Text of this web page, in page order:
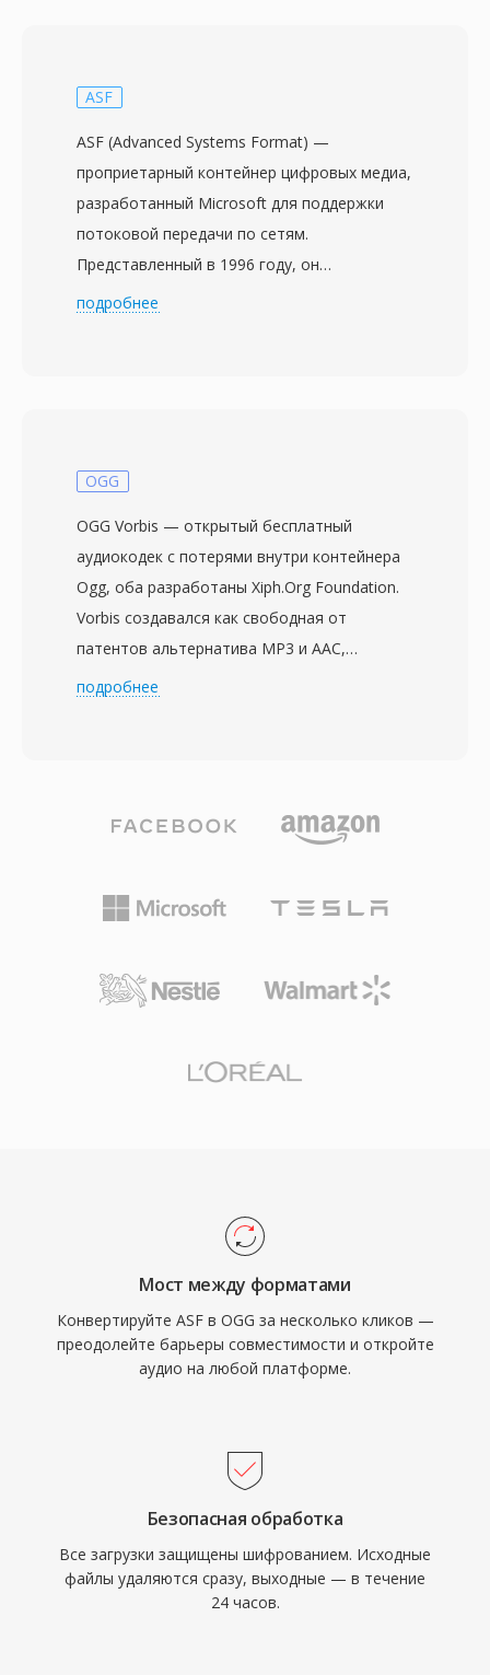
ASF
ASF (Advanced Systems Format) —
проприетарный контейнер цифровых медиа,
разработанный Microsoft для поддержки
потоковой передачи по сетям.
Представленный в 1996 году, он
первоначально назывался Active Streaming
вмещать данные любого кодека. Формат
включая такие функции, как прямая
коррекция ошибок, масштабируемый
битрейт и возможность перемотки внутри
потока без загрузки всего файла. Файлы
ASF содержат объект заголовка с
метаданными, объект данных с
преимуществ — встроенная поддержка
управления цифровыми правами, что
коммерческого распространения контента
обрабатывает несколько
синхронизированных потоков, включая
маркеры метаданных. Хотя ASF во многом
инфраструктуру Windows Media Services.
подробнее
OGG
OGG Vorbis — открытый бесплатный
аудиокодек с потерями внутри контейнера
Ogg, оба разработаны Xiph.Org Foundation.
Vorbis создавался как свободная от
патентов альтернатива MP3 и AAC,
используя модифицированное дискретное
неизменно показывают, что Vorbis
сопоставимое с MP3 или превосходящее
его, особенно в диапазоне 96-192 кбит/с.
дискретизации от 8 кГц до 192 кГц и от 1 до
Выдающееся преимущество — полное
Spotify годами использовал Vorbis как
основной стриминговый кодек именно по
этой причине. Формат также более изящно
справляется с деградацией качества на
низких битрейтах, чем многие конкуренты,
поэтому он остаётся популярным в
место. VLC, Firefox, Chrome и Android
обеспечивают нативное декодирование
подробнее
Мост между форматами
Конвертируйте ASF в OGG за несколько кликов —
преодолейте барьеры совместимости и откройте
аудио на любой платформе.
Безопасная обработка
Все загрузки защищены шифрованием. Исходные
файлы удаляются сразу, выходные — в течение
24 часов.